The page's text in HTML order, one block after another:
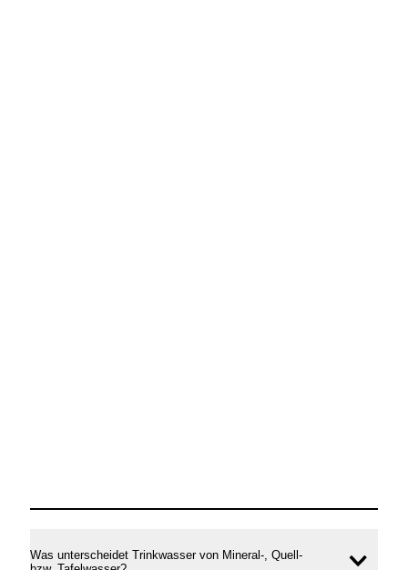
Was unterscheidet Trinkwasser von Mineral-, Quell-